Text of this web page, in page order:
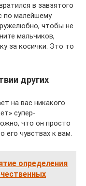
в завзятого
по малейшему
чтобы не
мальчиков,
за косички. Это то
других
на вас никакого
супер-
что он просто
его чувствах к вам.
определения